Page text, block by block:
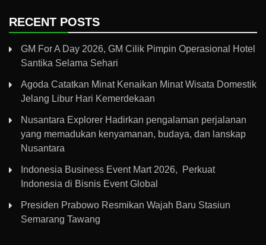
RECENT POSTS
GM For A Day 2026, GM Cilik Pimpin Operasional Hotel
Santika Selama Sehari
Agoda Catatkan Minat Kenaikan Minat Wisata Domestik
Jelang Libur Hari Kemerdekaan
Nusantara Explorer Hadirkan pengalaman perjalanan
yang memadukan kenyamanan, budaya, dan lanskap
Nusantara
Indonesia Business Event Mart 2026, Perkuat
Indonesia di Bisnis Event Global
Presiden Prabowo Resmikan Wajah Baru Stasiun
Semarang Tawang